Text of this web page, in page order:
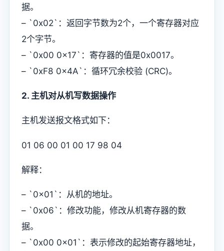
据。
– `0x02`：返回字节数为2个，一个寄存器对应
2个字节。
– `0x00 0x17`：寄存器的值是0x0017。
– `0xF8 0x4A`：循环冗余校验 (CRC)。
2. 主机对从机写数据操作
主机发送报文格式如下：
01 06 00 01 00 17 98 04
解释：
– `0x01`：从机的地址。
– `0x06`：修改功能，修改从机寄存器的数
据。
– `0x00 0x01`：表示修改的起始寄存器地址，